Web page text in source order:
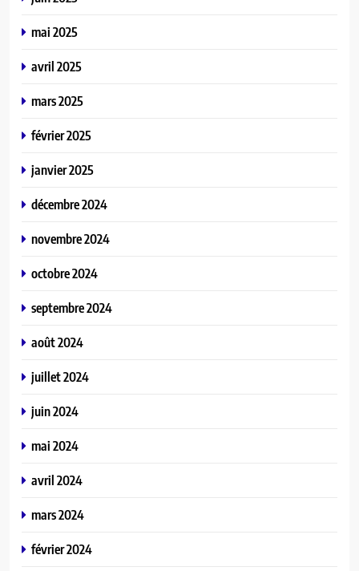
mai 2025
avril 2025
mars 2025
février 2025
janvier 2025
décembre 2024
novembre 2024
octobre 2024
septembre 2024
août 2024
juillet 2024
juin 2024
mai 2024
avril 2024
mars 2024
février 2024